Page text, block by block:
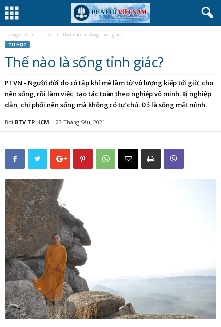
Trang chủ Tu học Thế nào là sống tỉnh giác?
TU HỌC
Thế nào là sống tỉnh giác?
PTVN - Người đời do có tập khí mê lầm từ vô lượng kiếp tới giờ, cho
nên sống, rồi làm việc, tạo tác toàn theo nghiệp vô minh. Bị nghiệp
dẫn, chi phối nên sống mà không có tự chủ. Đó là sống mất mình.
Bởi BTV TP.HCM - 23 Tháng Sáu, 2021